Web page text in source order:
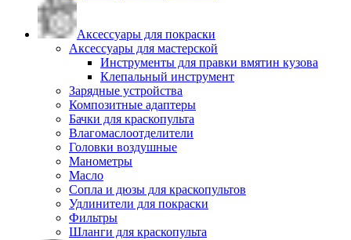
Аксессуары для покраски
Аксессуары для мастерской
Инструменты для правки вмятин кузова
Клепальный инструмент
Зарядные устройства
Композитные адаптеры
Бачки для краскопульта
Влагомаслоотделители
Головки воздушные
Манометры
Масло
Сопла и дюзы для краскопультов
Удлинители для покраски
Фильтры
Шланги для краскопульта